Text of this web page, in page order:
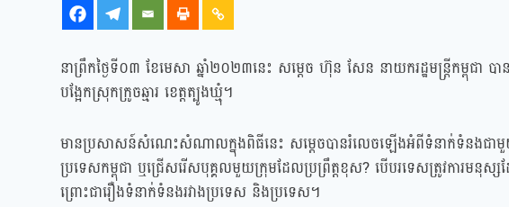
នាព្រឹកថ្ងៃទី០៣ ខែមេសា ឆ្នាំ២០២៣នេះ សម្ដេច ហ៊ុន សែន នាយករដ្ឋមន្ត្រីកម្ពុជា បា
បង្អែកស្រុកក្រូចឆ្មារ ខេត្តត្បូងឃ្មុំ។
មានប្រសាសន៍សំណេះសំណាលក្នុងពិធីនេះ សម្ដេចបានរំលេចឡើងអំពីទំនាក់ទំនងជាមួ
ប្រទេសកម្ពុជា ឬជ្រើសរើសបុគ្គលមួយក្រុមដែលប្រព្រឹត្តខុស? បើបរទេសត្រូវការមនុស្
ព្រោះជារឿងទំនាក់ទំនងរវាងប្រទេស និងប្រទេស។